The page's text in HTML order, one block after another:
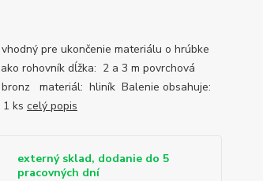
pre ukončenie materiálu o hrúbke
rohovník dĺžka: 2 a 3 m povrchová
materiál: hliník Balenie obsahuje:
ks celý popis
externý sklad, dodanie do 5
pracovných dní